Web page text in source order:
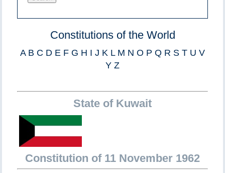
Constitutions of the World
A B C D E F G H I J K L M N O P Q R S T U V
Y Z
State of Kuwait
Constitution of 11 November 1962